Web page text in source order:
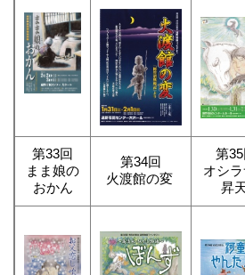
第33回
まま娘の
おかん
第34回
火渡館の変
第35
オシ
昇